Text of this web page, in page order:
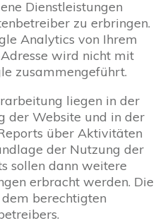
Dienstleistungen
zu erbringen.
Analytics von Ihrem
wird nicht mit
zusammengeführt.
liegen in der
der Website und in der
über Aktivitäten
der Nutzung der
sollen dann weitere
erbracht werden. Die
berechtigten